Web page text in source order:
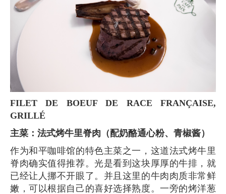
FILET DE BOEUF DE RACE FRANÇAISE,
GRILLÉ
主菜：法式烤牛里脊肉（配奶酪通心粉、青椒酱）
作为和平咖啡馆的特色主菜之一，这道法式烤牛里
脊肉确实值得推荐。光是看到这块厚厚的牛排，就
已经让人挪不开眼了。并且这里的牛肉肉质非常鲜
嫩，可以根据自己的喜好选择熟度。一旁的烤洋葱